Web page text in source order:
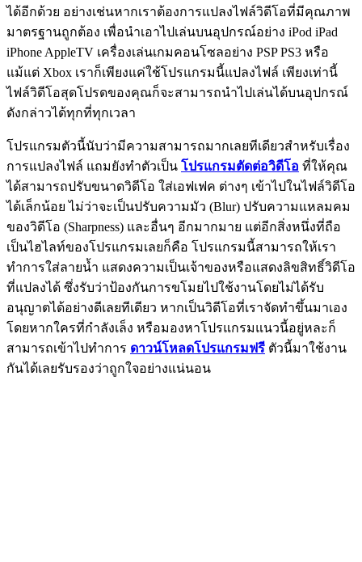
ได้อีกด้วย อย่างเช่นหากเราต้องการแปลงไฟล์วิดีโอที่มีคุณภาพ
มาตรฐานถูกต้อง เพื่อนำเอาไปเล่นบนอุปกรณ์อย่าง iPod iPad
iPhone AppleTV เครื่องเล่นเกมคอนโซลอย่าง PSP PS3 หรือ
แม้แต่ Xbox เราก็เพียงแค่ใช้โปรแกรมนี้แปลงไฟล์ เพียงเท่านี้
ไฟล์วิดีโอสุดโปรดของคุณก็จะสามารถนำไปเล่นได้บนอุปกรณ์
ดังกล่าวได้ทุกที่ทุกเวลา
โปรแกรมตัวนี้นับว่ามีความสามารถมากเลยทีเดียวสำหรับเรื่อง
การแปลงไฟล์ แถมยังทำตัวเป็น โปรแกรมตัดต่อวิดีโอ ที่ให้คุณ
ได้สามารถปรับขนาดวิดีโอ ใส่เอฟเฟค ต่างๆ เข้าไปในไฟล์วิดีโอ
ได้เล็กน้อย ไม่ว่าจะเป็นปรับความมัว (Blur) ปรับความแหลมคม
ของวิดีโอ (Sharpness) และอื่นๆ อีกมากมาย แต่อีกสิ่งหนึ่งที่ถือ
เป็นไฮไลท์ของโปรแกรมเลยก็คือ โปรแกรมนี้สามารถให้เรา
ทำการใส่ลายน้ำ แสดงความเป็นเจ้าของหรือแสดงลิขสิทธิ์วิดีโอ
ที่แปลงได้ ซึ่งรับว่าป้องกันการขโมยไปใช้งานโดยไม่ได้รับ
อนุญาตได้อย่างดีเลยทีเดียว หากเป็นวิดีโอที่เราจัดทำขึ้นมาเอง
โดยหากใครที่กำลังเล็ง หรือมองหาโปรแกรมแนวนี้อยู่หละก็
สามารถเข้าไปทำการ ดาวน์โหลดโปรแกรมฟรี ตัวนี้มาใช้งาน
กันได้เลยรับรองว่าถูกใจอย่างแน่นอน